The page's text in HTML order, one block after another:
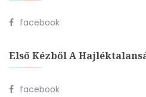
facebook
Első Kézből A
facebook